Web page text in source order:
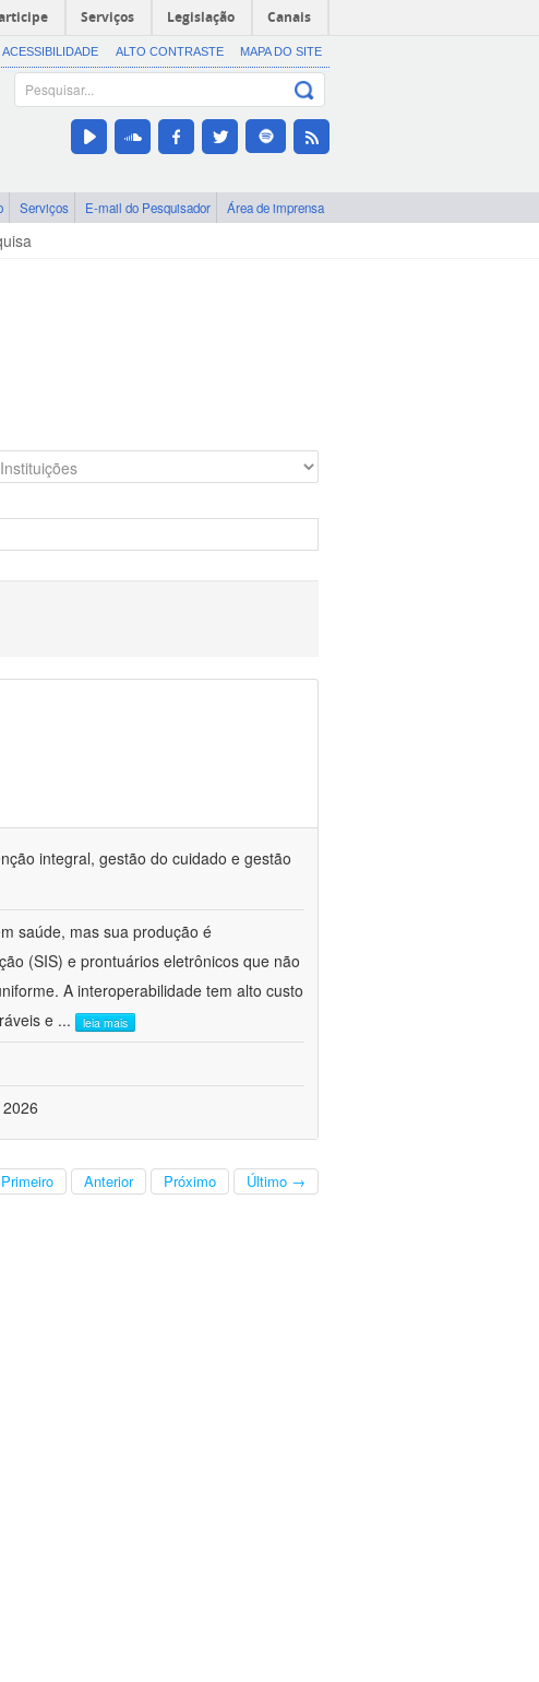
Serviços Legislação Canais
ACESSIBILIDADE ALTO CONTRASTE MAPA DO SITE
Serviços E-mail do Pesquisador Área de imprensa
integral, gestão do cuidado e gestão
saúde, mas sua produção é
(SIS) e prontuários eletrônicos que não
A interoperabilidade tem alto custo
e ... leia mais
Anterior Próximo Último →